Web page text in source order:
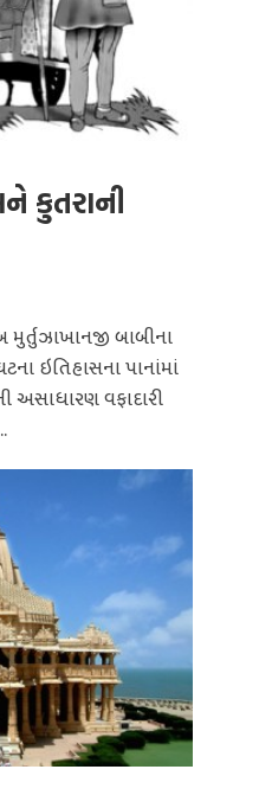
કુતરાની
મુર્તુઝાખાનજી બાબીના
ઇતિહાસના પાનાંમાં
અસાધારણ વફાદારી